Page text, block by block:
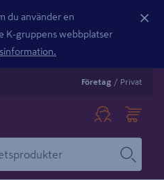
du använder en
K-gruppens webbplatser
Företag / Privat